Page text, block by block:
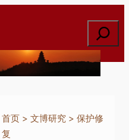
索
首页> 文博研究> 保护修
复